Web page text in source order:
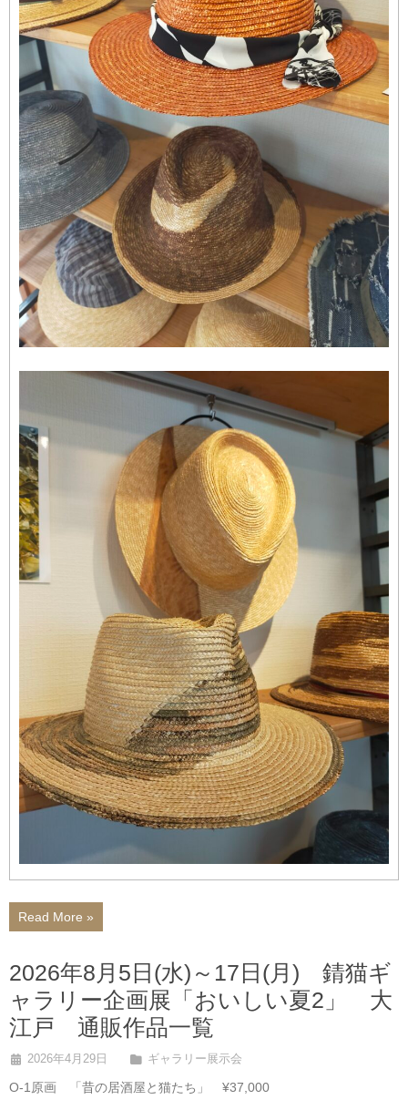
Read More »
2026年8月5日(水)～17日(月) 錆猫ギ
ャラリー企画展「おいしい夏2」 大
江戸 通販作品一覧
2026年4月29日 ギャラリー展示会
O-1原画 「昔の居酒屋と猫たち」 ¥37,000